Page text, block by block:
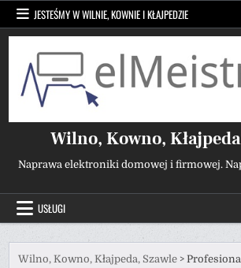
Przejdź
treści
JESTEŚMY W WILNIE, KOWNIE I KŁAJPEDZIE
Wilno, Kowno,
Naprawa elektroniki domowej i firmowej.
USŁUGI
Wilno, Kowno, Kłajpeda, Szawle >